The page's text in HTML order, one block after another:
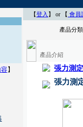
】
【登入 】 or 【 會員
產品分類
產品介紹
張力測
張力測